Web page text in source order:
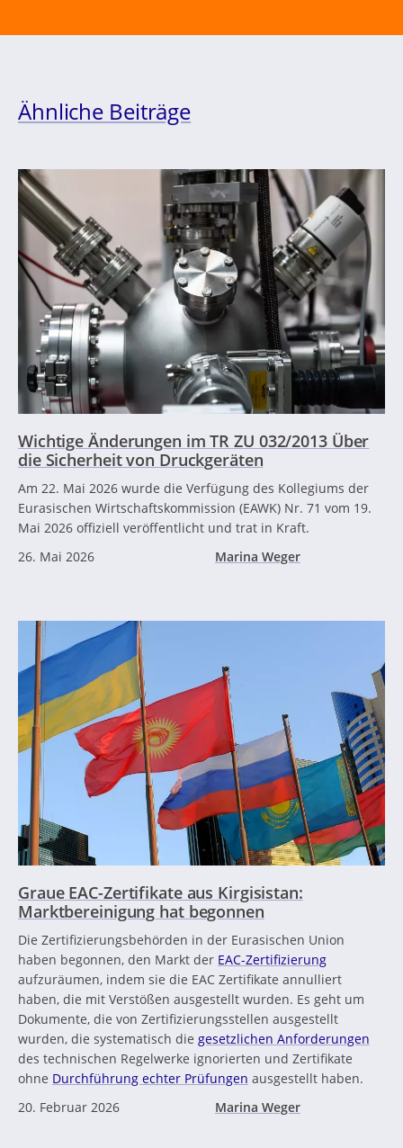
Ähnliche Beiträge
Wichtige Änderungen im TR ZU 032/2013 Über
die Sicherheit von Druckgeräten
Am 22. Mai 2026 wurde die Verfügung des Kollegiums der
Eurasischen Wirtschaftskommission (EAWK) Nr. 71 vom 19.
Mai 2026 offiziell veröffentlicht und trat in Kraft.
26. Mai 2026
Marina Weger
Graue EAC-Zertifikate aus Kirgisistan:
Marktbereinigung hat begonnen
Die Zertifizierungsbehörden in der Eurasischen Union
haben begonnen, den Markt der EAC-Zertifizierung
aufzuräumen, indem sie die EAC Zertifikate annulliert
haben, die mit Verstößen ausgestellt wurden. Es geht um
Dokumente, die von Zertifizierungsstellen ausgestellt
wurden, die systematisch die gesetzlichen Anforderungen
des technischen Regelwerke ignorierten und Zertifikate
ohne Durchführung echter Prüfungen ausgestellt haben.
20. Februar 2026
Marina Weger